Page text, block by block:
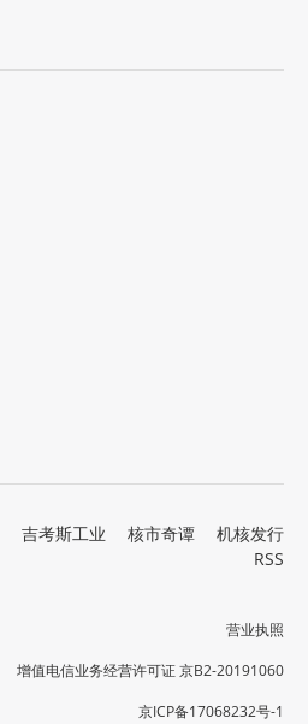
吉考斯工业 核市奇谭
机核发行
RSS
营业执照
增值电信业务经营许可证 京B2-20191060
京ICP备17068232号-1